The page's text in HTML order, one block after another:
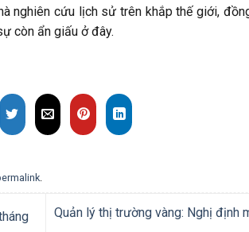
nghiên cứu lịch sử trên khắp thế giới,
còn ẩn giấu ở đây.
Quản lý thị trường vàng: Nghị định